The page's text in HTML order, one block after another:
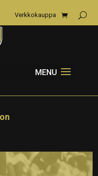
Verkkokauppa